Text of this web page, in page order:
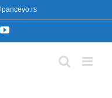
YouTube